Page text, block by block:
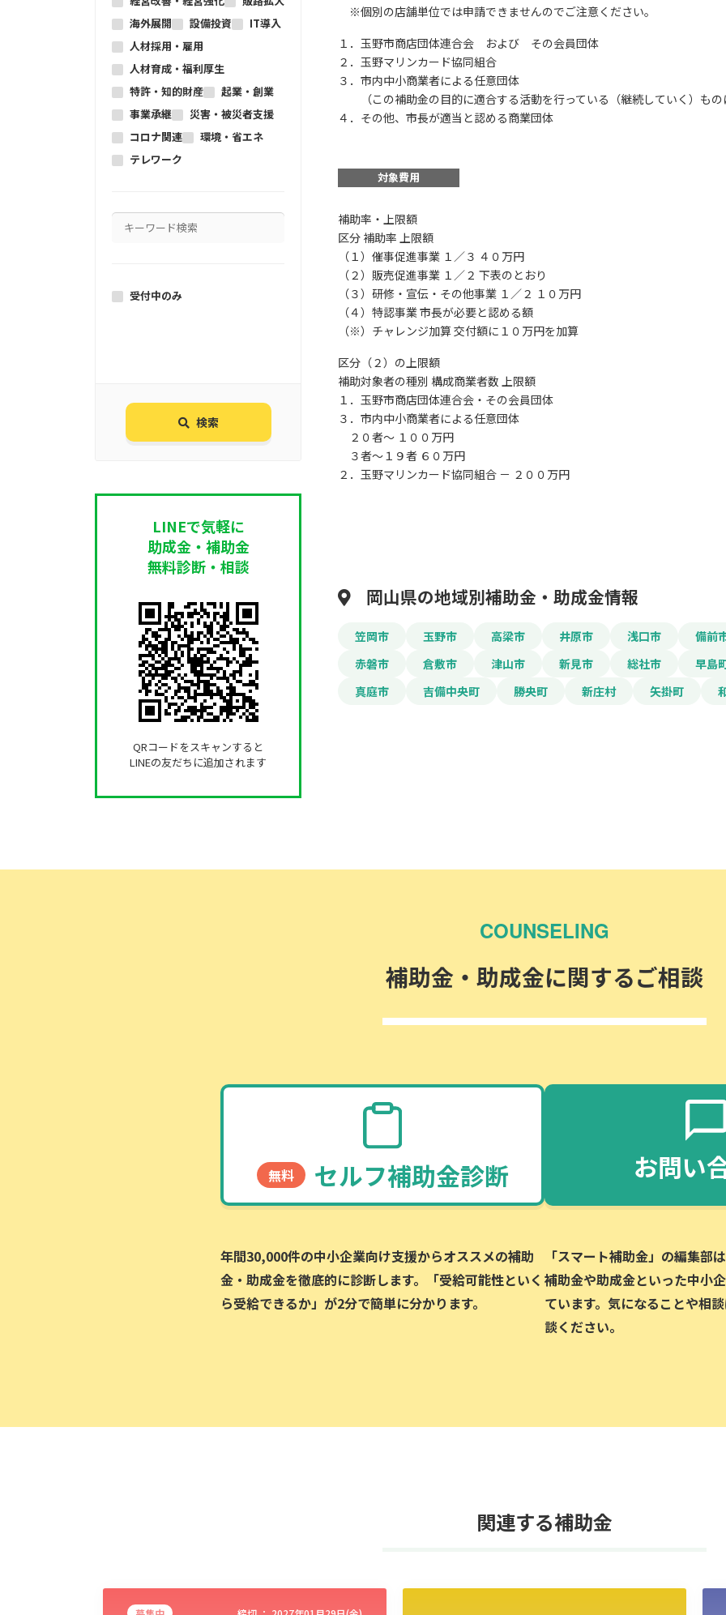
海外展開
設備投資
IT導入
人材採用・雇用
人材育成・福利厚生
特許・知的財産
起業・創業
事業承継
災害・被災者支援
コロナ関連
環境・省エネ
テレワーク
受付中のみ
検索
LINEで気軽に
助成金・補助金
無料診断・相談
QRコードをスキャンすると
LINEの友だちに追加されます
※個別の店舗単位では申請できませんのでご注意ください。
１．玉野市商店団体連合会 および その会員団体
２．玉野マリンカード協同組合
３．市内中小商業者による任意団体
（この補助金の目的に適合する活動を行っている（継続していく）もの
４．その他、市長が適当と認める商業団体
対象費用
補助率・上限額
区分 補助率 上限額
（１）催事促進事業 １／３ ４０万円
（２）販売促進事業 １／２ 下表のとおり
（３）研修・宣伝・その他事業 １／２ １０万円
（４）特認事業 市長が必要と認める額
（※）チャレンジ加算 交付額に１０万円を加算
区分（２）の上限額
補助対象者の種別 構成商業者数 上限額
１．玉野市商店団体連合会・その会員団体
３．市内中小商業者による任意団体
２０者～ １００万円
３者～１９者 ６０万円
２．玉野マリンカード協同組合 － ２００万円
岡山県の地域別補助金・助成金情報
笠岡市 玉野市 高梁市 井原市 浅口市
備前
赤磐市
倉敷市 津山市 新見市 総社市
早島
真庭市
吉備中央町 勝央町 新庄村 矢掛町
電話番号
「PDF資料ダウン
されます。
COUNSELING
補助金・助成金に関するご相談
無料 セルフ補助金診断
年間30,000件の中小企業向け支援からオススメの補助
金・助成金を徹底的に診断します。「受給可能性といく
ら受給できるか」が2分で簡単に分かります。
お問い
「スマート補助金」の編集部
補助金や助成金といった中小
ています。気になることや相
談ください。
関連する補助金